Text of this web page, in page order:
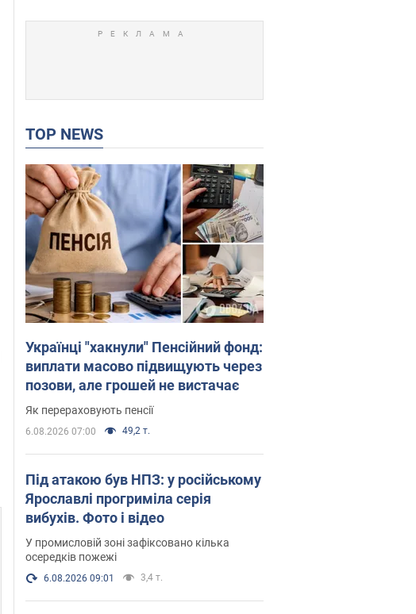
TOP NEWS
Українці "хакнули" Пенсійний фонд:
виплати масово підвищують через
позови, але грошей не вистачає
Як перераховують пенсії
6.08.2026 07:00 49,2 т.
Під атакою був НПЗ: у російському
Ярославлі прогриміла серія
вибухів. Фото і відео
У промисловій зоні зафіксовано кілька
осередків пожежі
6.08.2026 09:01 3,4 т.